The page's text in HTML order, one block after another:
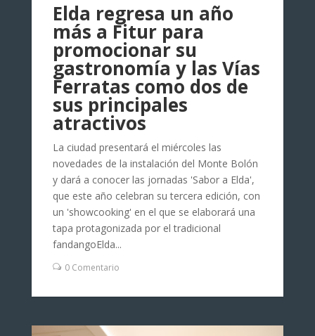
Elda regresa un año
más a Fitur para
promocionar su
gastronomía y las Vías
Ferratas como dos de
sus principales
atractivos
La ciudad presentará el miércoles las
novedades de la instalación del Monte Bolón
y dará a conocer las jornadas 'Sabor a Elda',
que este año celebran su tercera edición, con
un 'showcooking' en el que se elaborará una
tapa protagonizada por el tradicional
fandangoElda...
0 Comentario